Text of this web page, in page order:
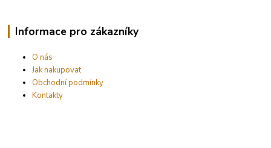
Informace pro zákazníky
O nás
Jak nakupovat
Obchodní podmínky
Kontakty